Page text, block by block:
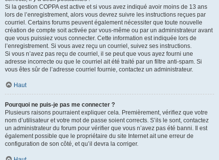
Si la gestion COPPA est active et si vous avez indiqué avoir moins de 13 ans
lors de l’enregistrement, alors vous devrez suivre les instructions reçues par
courriel. Certains forums peuvent également nécessiter que toute nouvelle
création de compte soit activée par vous-même ou par un administrateur avant
que vous puissiez vous connecter. Cette information est indiquée lors de
l’enregistrement. Si vous avez reçu un courriel, suivez ses instructions.
Si vous n’avez pas reçu de courriel, il se peut que vous ayez fourni une
adresse incorrecte ou que le courriel ait été traité par un filtre anti-spam. Si
vous êtes sûr de l’adresse courriel fournie, contactez un administrateur.
Haut
Pourquoi ne puis-je pas me connecter ?
Plusieurs raisons pourraient expliquer cela. Premièrement, vérifiez que votre
nom d’utilisateur et votre mot de passe soient corrects. S’ils le sont, contactez
un administrateur du forum pour vérifier que vous n’avez pas été banni. Il est
également possible que le propriétaire du site Internet ait une erreur de
configuration de son côté, et qu’il devra la corriger.